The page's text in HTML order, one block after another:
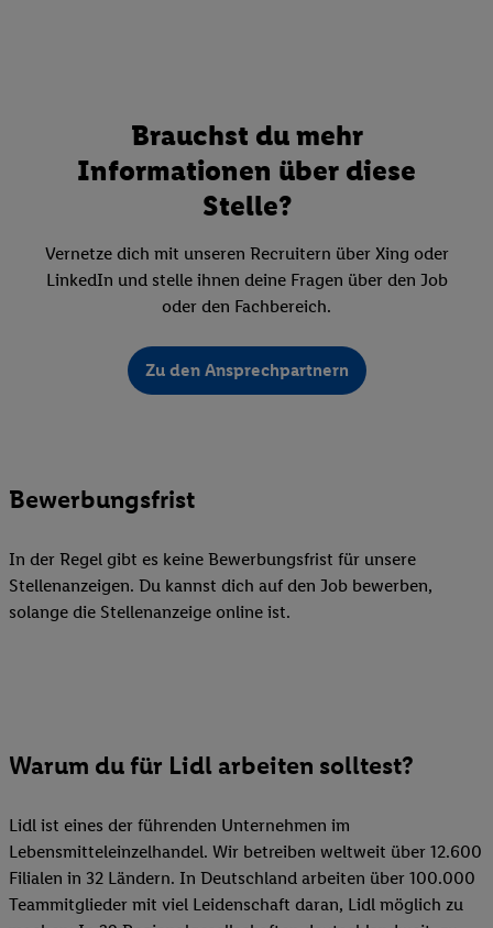
Brauchst du mehr
Informationen über diese
Stelle?
Vernetze dich mit unseren Recruitern über Xing oder
LinkedIn und stelle ihnen deine Fragen über den Job
oder den Fachbereich.
Zu den Ansprechpartnern
Bewerbungsfrist
In der Regel gibt es keine Bewerbungsfrist für unsere
Stellenanzeigen. Du kannst dich auf den Job bewerben,
solange die Stellenanzeige online ist.
Warum du für Lidl arbeiten solltest?
Lidl ist eines der führenden Unternehmen im
Lebensmitteleinzelhandel. Wir betreiben weltweit über 12.600
Filialen in 32 Ländern. In Deutschland arbeiten über 100.000
Teammitglieder mit viel Leidenschaft daran, Lidl möglich zu